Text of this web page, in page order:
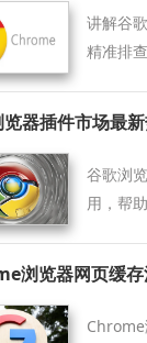
讲解谷
精准排
器插件市场最
谷歌浏
用，帮
浏览器网页缓
Chrome